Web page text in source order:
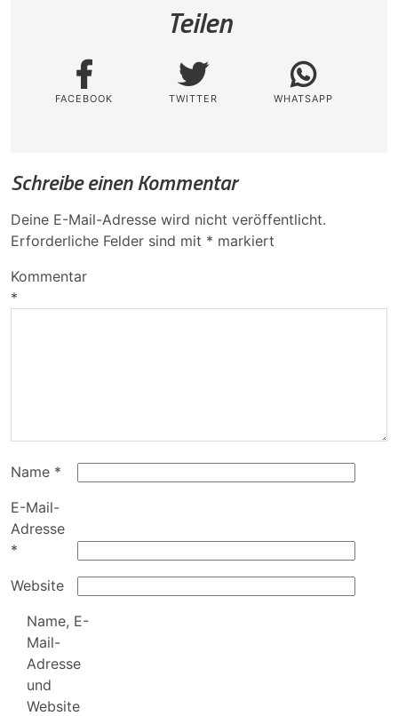
Teilen
FACEBOOK TWITTER WHATSAPP
Schreibe einen Kommentar
Deine E-Mail-Adresse wird nicht veröffentlicht.
Erforderliche Felder sind mit * markiert
Kommentar
*
Name *
E-Mail-
Adresse
*
Website
Name, E-
Mail-
Adresse
und
Website